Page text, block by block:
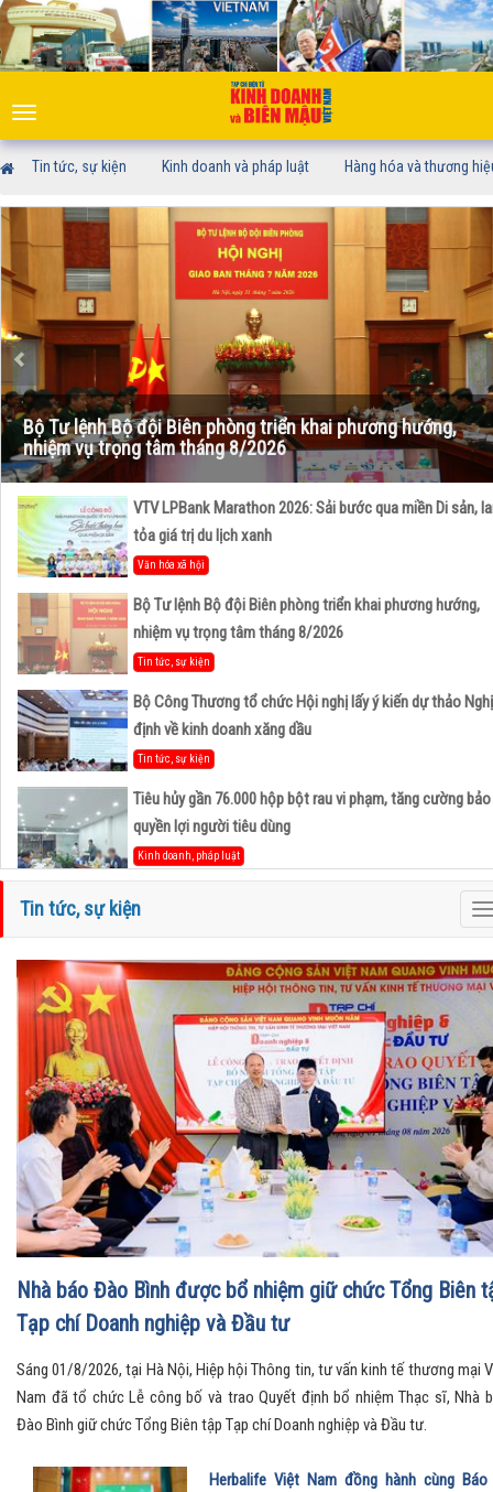
Toggle
navigation
Tin tức, sự kiện Kinh doanh và pháp luật Hàng hóa và thương
Bộ Tư lệnh Bộ đội Biên phòng triển khai phương hướng,
nhiệm vụ trọng tâm tháng 8/2026
VTV LPBank Marathon 2026: Sải bước qua miền Di sản,
tỏa giá trị du lịch xanh
Văn hóa xã hội
Bộ Tư lệnh Bộ đội Biên phòng triển khai phương hướng,
nhiệm vụ trọng tâm tháng 8/2026
Tin tức, sự kiện
Bộ Công Thương tổ chức Hội nghị lấy ý kiến dự thảo Nghị
định về kinh doanh xăng dầu
Tin tức, sự kiện
Tiêu hủy gần 76.000 hộp bột rau vi phạm, tăng cường
quyền lợi người tiêu dùng
Kinh doanh, pháp luật
Hà Tĩnh và Petrovietnam thúc đẩy hợp tác phát triển
tâm công nghiệp - năng lượng sinh thái tại Vũng Áng
Hội nghị toàn quốc quán triệt và triển khai thực hiện Nghị
quyết Hội nghị Trung ương 3
Tin tức, sự kiện
Chủ tịch UBND tỉnh Thanh Hóa được điều động, bổ
giữ chức Thứ trưởng thường trực Bộ Dân tộc và Tôn giáo
Tin tức, sự kiện
Luật Thương mại điện tử (kỳ 3): Chuẩn hóa Livestream,
thị liên kết và quản lý thông minh trong kỷ nguyên số
Tin tức, sự kiện
Tin tức, sự kiện
Nhà báo Đào Bình được bổ nhiệm giữ chức Tổng Biên
Tạp chí Doanh nghiệp và Đầu tư
Sáng 01/8/2026, tại Hà Nội, Hiệp hội Thông tin, tư vấn kinh tế thương mại
Nam đã tổ chức Lễ công bố và trao Quyết định bổ nhiệm Thạc sĩ, Nhà
Đào Bình giữ chức Tổng Biên tập Tạp chí Doanh nghiệp và Đầu tư.
Herbalife Việt Nam đồng hành cùng Báo